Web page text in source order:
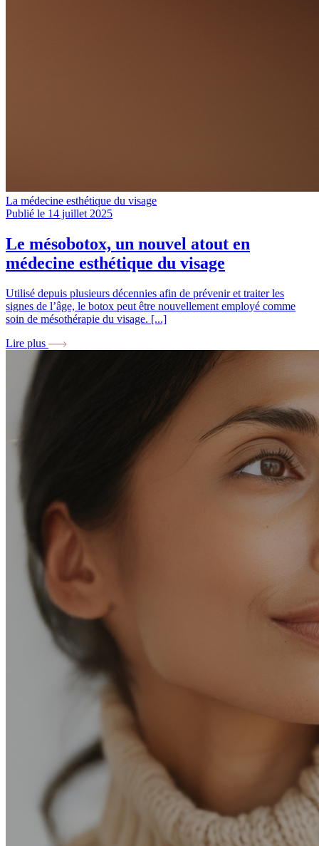
La médecine esthétique du visage
Publié le 14 juillet 2025
Le mésobotox, un nouvel atout en
médecine esthétique du visage
Utilisé depuis plusieurs décennies afin de prévenir et traiter les
signes de l’âge, le botox peut être nouvellement employé comme
soin de mésothérapie du visage. [...]
Lire plus